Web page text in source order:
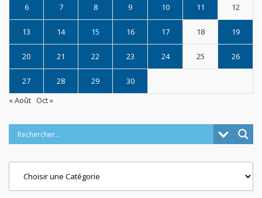
6 7 8 9 10 11 12
13 14 15 16 17 18 19
20 21 22 23 24 25 26
27 28 29
30
« Août Oct »